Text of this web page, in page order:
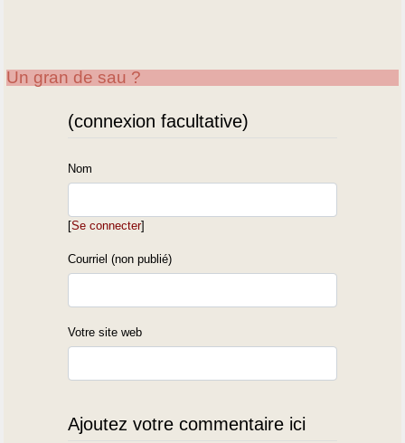
Un gran de sau ?
(connexion facultative)
Nom
[Se connecter]
Courriel (non publié)
Votre site web
Ajoutez votre commentaire ici